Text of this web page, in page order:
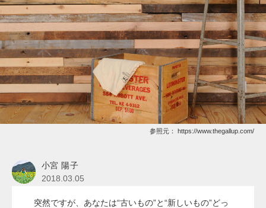
参照元： https://www.thegallup.com/
小宮 陽子
2018.03.05
突然ですが、あなたは“古いもの”と“新しいもの”どっ